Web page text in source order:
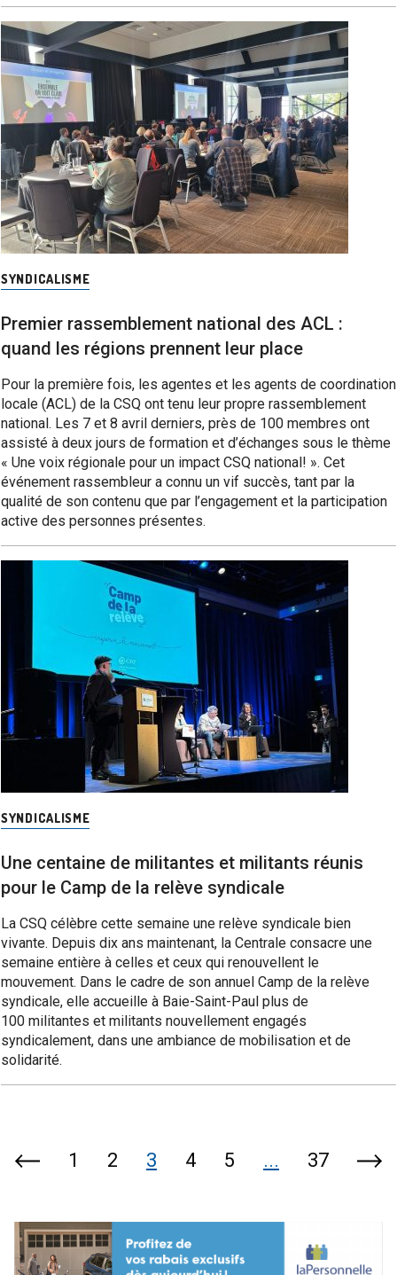
SYNDICALISME
Premier rassemblement national des ACL :
quand les régions prennent leur place
Pour la première fois, les agentes et les agents de coordination
locale (ACL) de la CSQ ont tenu leur propre rassemblement
national. Les 7 et 8 avril derniers, près de 100 membres ont
assisté à deux jours de formation et d’échanges sous le thème
« Une voix régionale pour un impact CSQ national! ». Cet
événement rassembleur a connu un vif succès, tant par la
qualité de son contenu que par l’engagement et la participation
active des personnes présentes.
SYNDICALISME
Une centaine de militantes et militants réunis
pour le Camp de la relève syndicale
La CSQ célèbre cette semaine une relève syndicale bien
vivante. Depuis dix ans maintenant, la Centrale consacre une
semaine entière à celles et ceux qui renouvellent le
mouvement. Dans le cadre de son annuel Camp de la relève
syndicale, elle accueille à Baie-Saint-Paul plus de
100 militantes et militants nouvellement engagés
syndicalement, dans une ambiance de mobilisation et de
solidarité.
Page
1 2 3 4 5 ... 37